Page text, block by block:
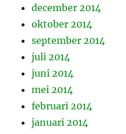
december 2014
oktober 2014
september 2014
juli 2014
juni 2014
mei 2014
februari 2014
januari 2014